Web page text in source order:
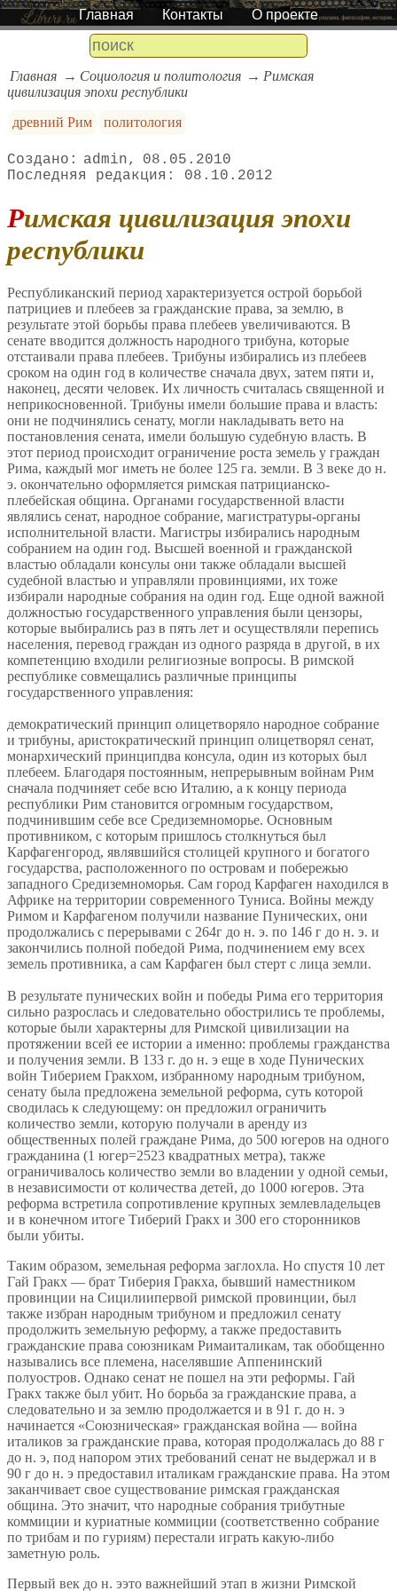
Главная Контакты О проекте
Главная Социология и политология
Римская
цивилизация эпохи республики
древний Рим
политология
admin
08.05.2010
08.10.2012
Римская цивилизация эпохи
республики
Республиканский период характеризуется острой борьбой
патрициев и плебеев за гражданские права, за землю, в
результате этой борьбы права плебеев увеличиваются. В
сенате вводится должность народного трибуна, которые
отстаивали права плебеев. Трибуны избирались из плебеев
сроком на один год в количестве сначала двух, затем пяти и,
наконец, десяти человек. Их личность считалась священной и
неприкосновенной. Трибуны имели большие права и власть:
они не подчинялись сенату, могли накладывать вето на
постановления сената, имели большую судебную власть. В
этот период происходит ограничение роста земель у граждан
Рима, каждый мог иметь не более 125 га. земли. В 3 веке до н.
э. окончательно оформляется римская патрицианско-
плебейская община. Органами государственной власти
являлись сенат, народное собрание, магистратуры-органы
исполнительной власти. Магистры избирались народным
собранием на один год. Высшей военной и гражданской
властью обладали консулы они также обладали высшей
судебной властью и управляли провинциями, их тоже
избирали народные собрания на один год. Еще одной важной
должностью государственного управления были цензоры,
которые выбирались раз в пять лет и осуществляли перепись
населения, перевод граждан из одного разряда в другой, в их
компетенцию входили религиозные вопросы. В римской
республике совмещались различные принципы
государственного управления:
демократический принцип олицетворяло народное собрание
и трибуны, аристократический принцип олицетворял сенат,
монархический принципдва консула, один из которых был
плебеем. Благодаря постоянным, непрерывным войнам Рим
сначала подчиняет себе всю Италию, а к концу периода
республики Рим становится огромным государством,
подчинившим себе все Средиземноморье. Основным
противником, с которым пришлось столкнуться был
Карфагенгород, являвшийся столицей крупного и богатого
государства, расположенного по островам и побережью
западного Средиземноморья. Сам город Карфаген находился в
Африке на территории современного Туниса. Войны между
Римом и Карфагеном получили название Пунических, они
продолжались с перерывами с 264г до н. э. по 146 г до н. э. и
закончились полной победой Рима, подчинением ему всех
земель противника, а сам Карфаген был стерт с лица земли.
В результате пунических войн и победы Рима его территория
сильно разрослась и следовательно обострились те проблемы,
которые были характерны для Римской цивилизации на
протяжении всей ее истории а именно: проблемы гражданства
и получения земли. В 133 г. до н. э еще в ходе Пунических
войн Тиберием Гракхом, избранному народным трибуном,
сенату была предложена земельной реформа, суть которой
сводилась к следующему: он предложил ограничить
количество земли, которую получали в аренду из
общественных полей граждане Рима, до 500 югеров на одного
гражданина (1 югер=2523 квадратных метра), также
ограничивалось количество земли во владении у одной семьи,
в независимости от количества детей, до 1000 югеров. Эта
реформа встретила сопротивление крупных землевладельцев
и в конечном итоге Тиберий Гракх и 300 его сторонников
были убиты.
Таким образом, земельная реформа заглохла. Но спустя 10 лет
Гай Гракх — брат Тиберия Гракха, бывший наместником
провинции на Сицилиипервой римской провинции, был
также избран народным трибуном и предложил сенату
продолжить земельную реформу, а также предоставить
гражданские права союзникам Римаиталикам, так обобщенно
назывались все племена, населявшие Аппенинский
полуостров. Однако сенат не пошел на эти реформы. Гай
Гракх также был убит. Но борьба за гражданские права, а
следовательно и за землю продолжается и в 91 г. до н. э
начинается «Союзническая» гражданская война — война
италиков за гражданские права, которая продолжалась до 88 г
до н. э, под напором этих требований сенат не выдержал и в
90 г до н. э предоставил италикам гражданские права. На этом
заканчивает свое существование римская гражданская
община. Это значит, что народные собрания трибутные
коммиции и куриатные коммиции (соответственно собрание
по трибам и по гуриям) перестали играть какую-либо
заметную роль.
Первый век до н. ээто важнейший этап в жизни Римской